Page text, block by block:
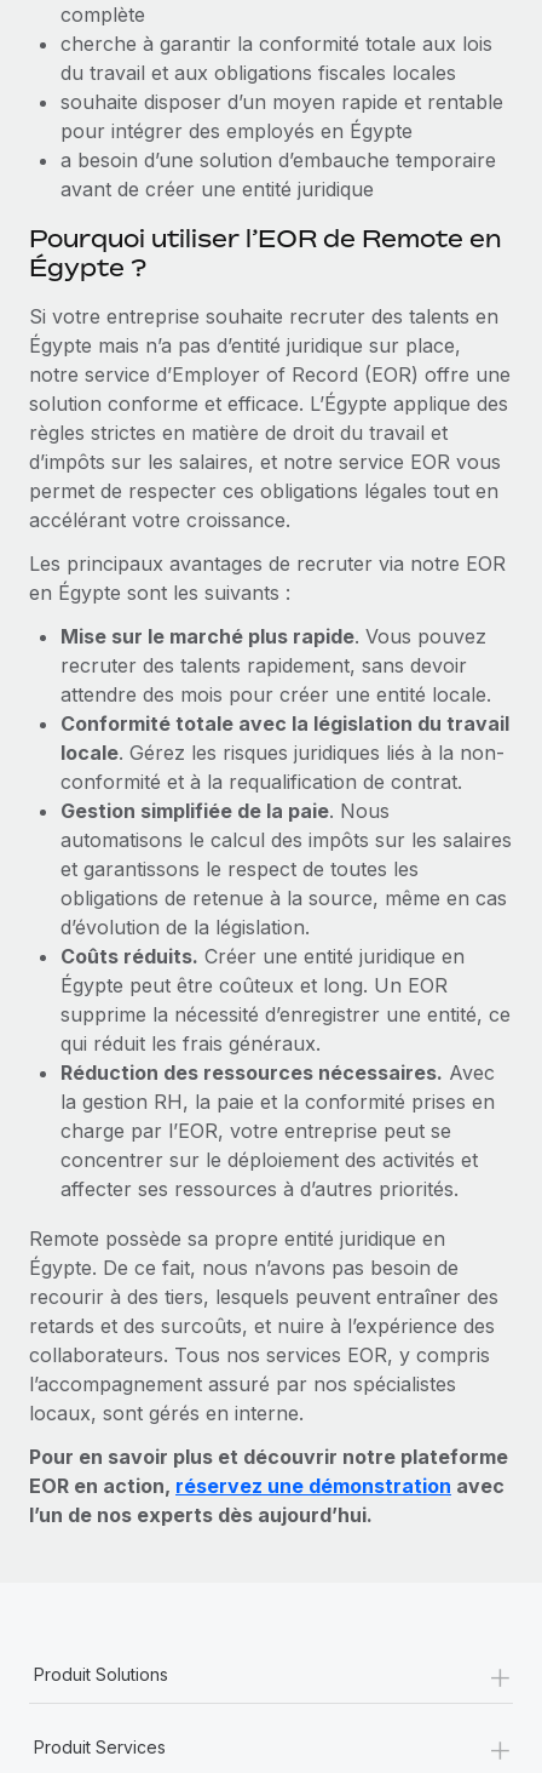
Mobilité et déménagement international
Organisez facilement le déménagement de vos
employés
Avantages sociaux
Gérez facilement les avantages sociaux
BLOG
Mises à jour des produits de Remote :
Intégrations Gusto et Xero et Gestion des
freelances Plus
Remote a toujours pour mission d'aider les entreprises de
toute taille à embaucher, gérer et payer...
En savoir plus
Comment Phiture gère ses 55 employés
répartis dans 19 pays grâce à Remote
Phiture, un leader notable du conseil en matière de
croissance mobile internationale, encourage les...
En savoir plus
complète
cherche à garantir la conformité totale aux lois
du travail et aux obligations fiscales locales
souhaite disposer d’un moyen rapide et rentable
pour intégrer des employés en Égypte
a besoin d’une solution d’embauche temporaire
avant de créer une entité juridique
Pourquoi utiliser l’EOR de Remote en
Égypte ?
Si votre entreprise souhaite recruter des talents en
Égypte mais n’a pas d’entité juridique sur place,
notre service d’Employer of Record (EOR) offre une
solution conforme et efficace. L’Égypte applique des
règles strictes en matière de droit du travail et
d’impôts sur les salaires, et notre service EOR vous
permet de respecter ces obligations légales tout en
accélérant votre croissance.
Les principaux avantages de recruter via notre EOR
en Égypte sont les suivants :
Mise sur le marché plus rapide. Vous pouvez
recruter des talents rapidement, sans devoir
attendre des mois pour créer une entité locale.
Conformité totale avec la législation du travail
locale. Gérez les risques juridiques liés à la non-
conformité et à la requalification de contrat.
Gestion simplifiée de la paie. Nous
automatisons le calcul des impôts sur les salaires
et garantissons le respect de toutes les
obligations de retenue à la source, même en cas
d’évolution de la législation.
Coûts réduits. Créer une entité juridique en
Égypte peut être coûteux et long. Un EOR
supprime la nécessité d’enregistrer une entité, ce
qui réduit les frais généraux.
Réduction des ressources nécessaires. Avec
la gestion RH, la paie et la conformité prises en
charge par l’EOR, votre entreprise peut se
concentrer sur le déploiement des activités et
affecter ses ressources à d’autres priorités.
Remote possède sa propre entité juridique en
Égypte. De ce fait, nous n’avons pas besoin de
recourir à des tiers, lesquels peuvent entraîner des
retards et des surcoûts, et nuire à l’expérience des
collaborateurs. Tous nos services EOR, y compris
l’accompagnement assuré par nos spécialistes
locaux, sont gérés en interne.
Pour en savoir plus et découvrir notre plateforme
EOR en action, réservez une démonstration avec
l’un de nos experts dès aujourd’hui.
Produit Solutions +
Produit Services +